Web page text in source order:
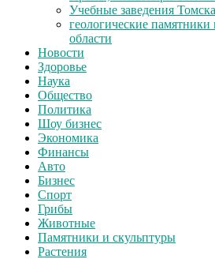
Учебные заведения Томска
геологические
области
Новости
Здоровье
Наука
Общество
Политика
Шоу бизнес
Экономика
Финансы
Авто
Бизнес
Спорт
Грибы
Животные
Памятники и скульптуры
Растения